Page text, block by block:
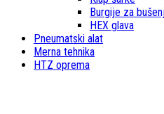
Burgije za
HEX glava
Pneumatski alat
Merna tehnika
HTZ oprema